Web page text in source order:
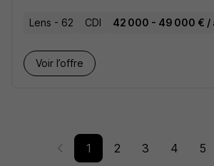
Lens - 62 CDI 42 000 - 49 000 € /
Voir l’offre
1 2 3 4 5